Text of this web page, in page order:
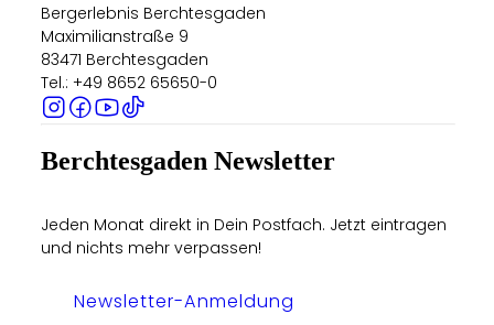
Bergerlebnis Berchtesgaden
Maximilianstraße 9
83471 Berchtesgaden
Tel.: +49 8652 65650-0
Berchtesgaden Newsletter
Jeden Monat direkt in Dein Postfach. Jetzt eintragen
und nichts mehr verpassen!
Newsletter-Anmeldung